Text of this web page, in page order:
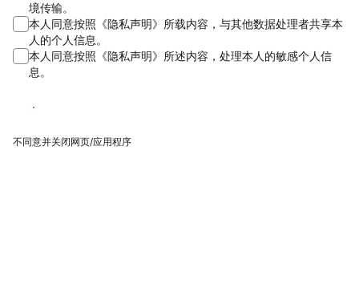
境传输。
本人同意按照《隐私声明》所载内容，与其他数据处理者共享本
人的个人信息。
本人同意按照《隐私声明》所述内容，处理本人的敏感个人信
息。
同意
不同意并关闭网页/应用程序